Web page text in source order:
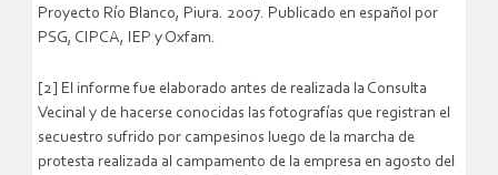
Proyecto Río Blanco, Piura. 2007. Publicado en español por
PSG, CIPCA, IEP y Oxfam.
[2] El informe fue elaborado antes de realizada la Consulta
Vecinal y de hacerse conocidas las fotografías que registran el
secuestro sufrido por campesinos luego de la marcha de
protesta realizada al campamento de la empresa en agosto del